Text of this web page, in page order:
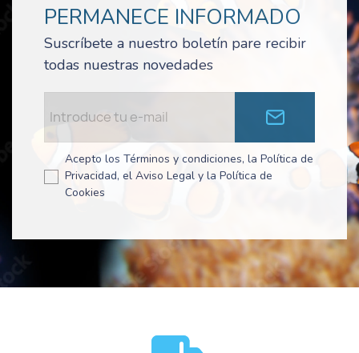
PERMANECE INFORMADO
Suscríbete a nuestro boletín pare recibir
todas nuestras novedades
Acepto los Términos y condiciones, la Política de
Privacidad, el Aviso Legal y la Política de
Cookies